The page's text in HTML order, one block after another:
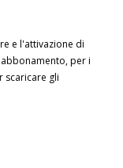
e l'attivazione di
per i
scaricare gli